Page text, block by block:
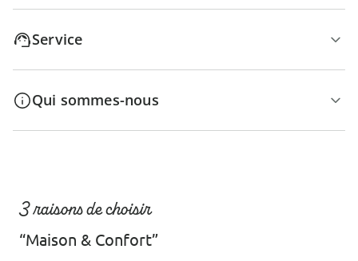
Service
Qui sommes-nous
3 raisons de choisir
“Maison & Confort”